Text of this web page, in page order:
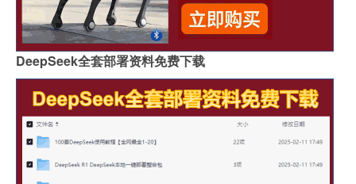
DeepSeek全套部署资料免费下载